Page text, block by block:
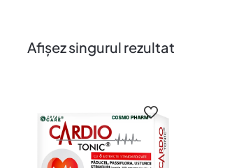
Afișez singurul rezultat